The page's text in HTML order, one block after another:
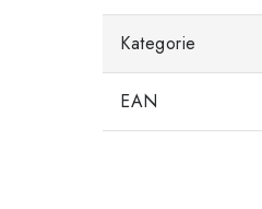
Kategorie
EAN